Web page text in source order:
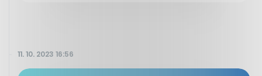
11. 10. 2023 16:56